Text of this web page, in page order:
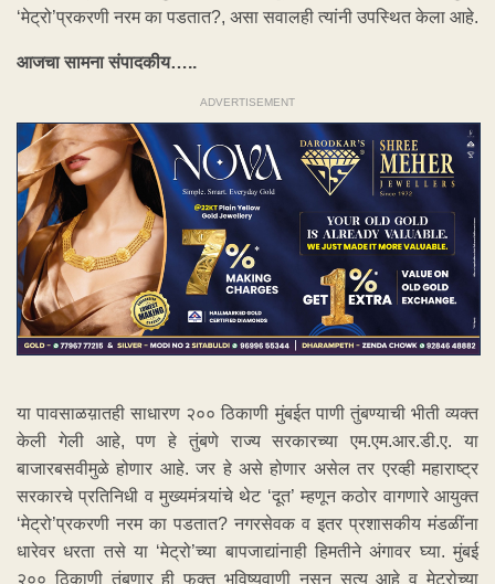
‘मेट्रो’प्रकरणी नरम का पडतात?, असा सवालही त्यांनी उपस्थित केला आहे.
आजचा सामना संपादकीय…..
ADVERTISEMENT
या पावसाळय़ातही साधारण २०० ठिकाणी मुंबईत पाणी तुंबण्याची भीती व्यक्त
केली गेली आहे, पण हे तुंबणे राज्य सरकारच्या एम.एम.आर.डी.ए. या
बाजारबसवीमुळे होणार आहे. जर हे असे होणार असेल तर एरव्ही महाराष्ट्र
सरकारचे प्रतिनिधी व मुख्यमंत्र्यांचे थेट ‘दूत’ म्हणून कठोर वागणारे आयुक्त
‘मेट्रो’प्रकरणी नरम का पडतात? नगरसेवक व इतर प्रशासकीय मंडळींना
धारेवर धरता तसे या ‘मेट्रो’च्या बापजाद्यांनाही हिमतीने अंगावर घ्या. मुंबई
२०० ठिकाणी तुंबणार ही फक्त भविष्यवाणी नसून सत्य आहे व मेट्रोच्या